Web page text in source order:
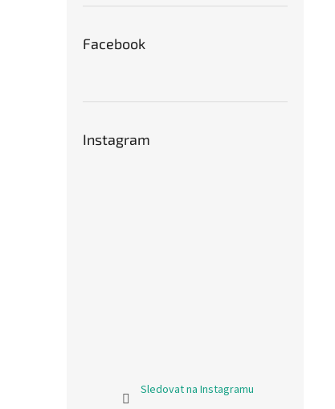
Facebook
Instagram
Sledovat na Instagramu